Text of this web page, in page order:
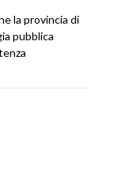
la provincia di
pubblica